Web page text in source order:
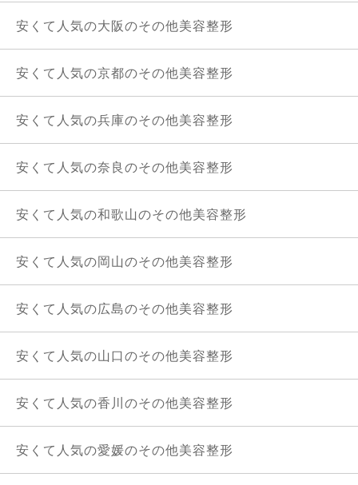
安くて人気の大阪のその他美容整形
安くて人気の京都のその他美容整形
安くて人気の兵庫のその他美容整形
安くて人気の奈良のその他美容整形
安くて人気の和歌山のその他美容整形
安くて人気の岡山のその他美容整形
安くて人気の広島のその他美容整形
安くて人気の山口のその他美容整形
安くて人気の香川のその他美容整形
安くて人気の愛媛のその他美容整形